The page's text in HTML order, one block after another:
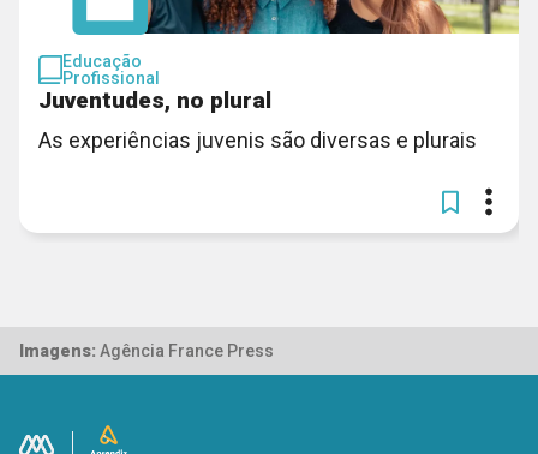
Educação
Profissional
Juventudes, no plural
As experiências juvenis são diversas e plurais
Imagens: Agência France Press